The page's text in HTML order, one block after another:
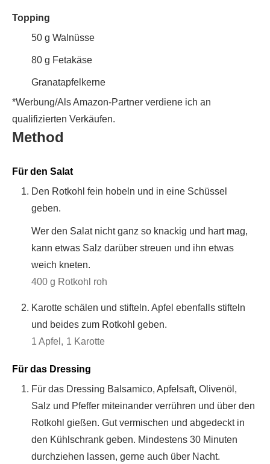
Topping
50 g Walnüsse
80 g Fetakäse
Granatapfelkerne
*Werbung/Als Amazon-Partner verdiene ich an
qualifizierten Verkäufen.
Method
Für den Salat
Den Rotkohl fein hobeln und in eine Schüssel
geben.
Wer den Salat nicht ganz so knackig und hart mag,
kann etwas Salz darüber streuen und ihn etwas
weich kneten.
400 g Rotkohl roh
Karotte schälen und stifteln. Apfel ebenfalls stifteln
und beides zum Rotkohl geben.
1 Apfel, 1 Karotte
Für das Dressing
Für das Dressing Balsamico, Apfelsaft, Olivenöl,
Salz und Pfeffer miteinander verrühren und über den
Rotkohl gießen. Gut vermischen und abgedeckt in
den Kühlschrank geben. Mindestens 30 Minuten
durchziehen lassen, gerne auch über Nacht.